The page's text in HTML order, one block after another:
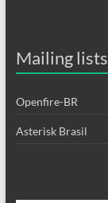
Mailing lists
Openfire-BR
Asterisk Brasil